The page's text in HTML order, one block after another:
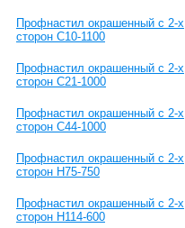
Профнастил окрашенный с 2-х
сторон С10-1100
Профнастил окрашенный с 2-х
сторон С21-1000
Профнастил окрашенный с 2-х
сторон С44-1000
Профнастил окрашенный с 2-х
сторон Н75-750
Профнастил окрашенный с 2-х
сторон Н114-600